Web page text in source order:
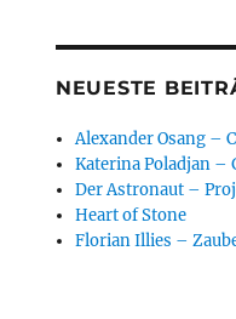
NEUESTE
Alexander Osang –
Katerina Poladjan –
Der Astronaut –
Heart of Stone
Florian Illies –